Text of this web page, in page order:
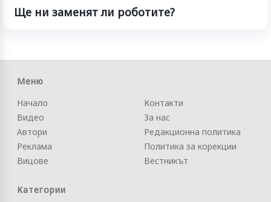
Ще ни заменят ли роботите?
Меню
Начало
Видео
Автори
Реклама
Вицове
Контакти
За нас
Редакционна политика
Политика за корекции
Вестникът
Категории